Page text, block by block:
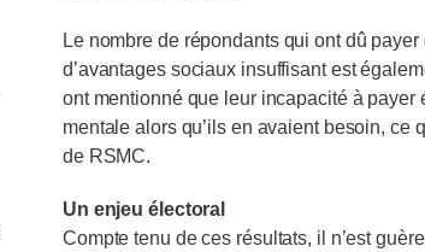
Le nombre de répondants qui ont dû
d’avantages sociaux insuffisant est
ont mentionné que leur incapacité à payer
mentale alors qu’ils en avaient besoin, ce
de RSMC.
Un enjeu électoral
Compte tenu de ces résultats, il n’est